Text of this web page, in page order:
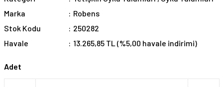
Marka
Robens
Stok Kodu
250282
Havale
13.265,85 TL (%5,00 havale indirimi)
Adet